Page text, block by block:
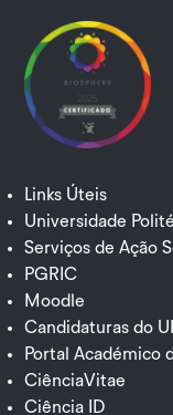
Links Úteis
Universidade
Serviços de Ação
PGRIC
Moodle
Candidaturas do
Portal Académico
CiênciaVitae
Ciência ID